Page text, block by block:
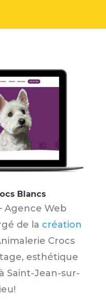
Blancs
Agence Web
de la création
Crocs
esthétique
Saint-Jean-sur-